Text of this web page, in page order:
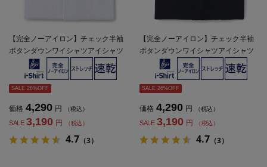
【完全ノーアイロン】チェック半袖
ボタンダウンワイシャツアイシャツ
形態安定ストレッチ吸水速乾春夏
SALE 26%OFF
価格 4,290 円 （税込）
SALE 3,190 円 （税込）
4.7 （3）
【完全ノーアイロン】チェック半袖
ボタンダウンワイシャツアイシャツ
形態安定ストレッチ吸水速乾春夏
SALE 26%OFF
価格 4,290 円 （税込）
SALE 3,190 円 （税込）
4.7 （3）